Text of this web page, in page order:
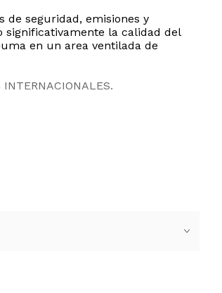
de seguridad, emisiones y
significativamente la calidad del
en un area ventilada de
INTERNACIONALES.